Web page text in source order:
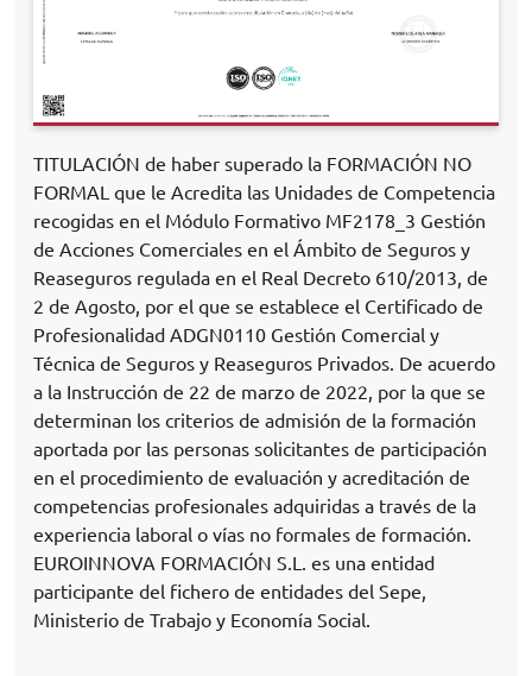
TITULACIÓN de haber superado la FORMACIÓN NO
FORMAL que le Acredita las Unidades de Competencia
recogidas en el Módulo Formativo MF2178_3 Gestión
de Acciones Comerciales en el Ámbito de Seguros y
Reaseguros regulada en el Real Decreto 610/2013, de
2 de Agosto, por el que se establece el Certificado de
Profesionalidad ADGN0110 Gestión Comercial y
Técnica de Seguros y Reaseguros Privados. De acuerdo
a la Instrucción de 22 de marzo de 2022, por la que se
determinan los criterios de admisión de la formación
aportada por las personas solicitantes de participación
en el procedimiento de evaluación y acreditación de
competencias profesionales adquiridas a través de la
experiencia laboral o vías no formales de formación.
EUROINNOVA FORMACIÓN S.L. es una entidad
participante del fichero de entidades del Sepe,
Ministerio de Trabajo y Economía Social.